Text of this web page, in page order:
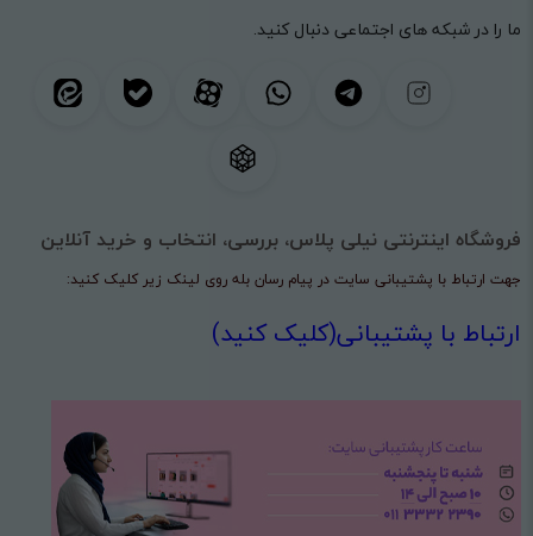
ما را در شبکه های اجتماعی دنبال کنید.
فروشگاه اینترنتی نیلی پلاس، بررسی، انتخاب و خرید آنلاین
جهت ارتباط با پشتیبانی سایت در پیام رسان بله روی لینک زیر کلیک کنید:
ارتباط با پشتیبانی(کلیک کنید)